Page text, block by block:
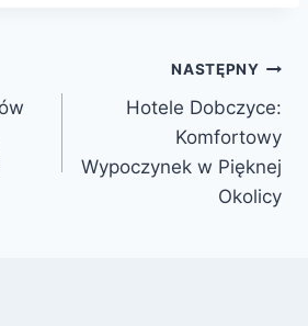
NASTĘPNY
Hotele Dobczyce:
Komfortowy
Wypoczynek w Pięknej
Okolicy